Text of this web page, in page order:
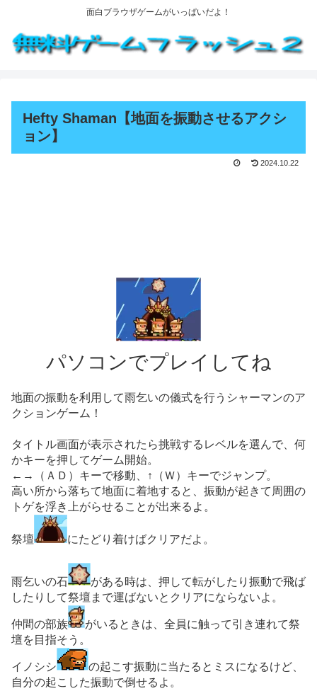
面白ブラウザゲームがいっぱいだよ！
Hefty Shaman【地面を振動させるアクシ
ョン】
2024.10.22
パソコンでプレイしてね
地面の振動を利用して雨乞いの儀式を行うシャーマンのア
クションゲーム！
タイトル画面が表示されたら挑戦するレベルを選んで、何
かキーを押してゲーム開始。
←→（ＡＤ）キーで移動、↑（Ｗ）キーでジャンプ。
高い所から落ちて地面に着地すると、振動が起きて周囲の
トゲを浮き上がらせることが出来るよ。
祭壇 にたどり着けばクリアだよ。
雨乞いの石
がある時は、押して転がしたり振動で飛ば
したりして祭壇まで運ばないとクリアにならないよ。
仲間の部族
がいるときは、全員に触って引き連れて祭
壇を目指そう。
イノシシ
の起こす振動に当たるとミスになるけど、
自分の起こした振動で倒せるよ。